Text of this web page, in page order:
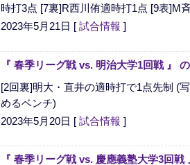
時打3点 [7裏]R西川侑適時打1点 [9表]M
2023年5月21日 [ 試合情報 ]
『 春季リーグ戦 vs. 明治大学1回戦 』
[2回裏]明大・直井の適時打で1点先制 (
めるベンチ)
2023年5月20日 [ 試合情報 ]
『 春季リーグ戦 vs. 慶應義塾大学3回